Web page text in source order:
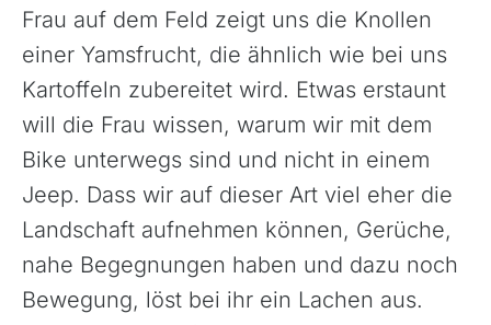
Frau auf dem Feld zeigt uns die Knollen
einer Yamsfrucht, die ähnlich wie bei uns
Kartoffeln zubereitet wird. Etwas erstaunt
will die Frau wissen, warum wir mit dem
Bike unterwegs sind und nicht in einem
Jeep. Dass wir auf dieser Art viel eher die
Landschaft aufnehmen können, Gerüche,
nahe Begegnungen haben und dazu noch
Bewegung, löst bei ihr ein Lachen aus.